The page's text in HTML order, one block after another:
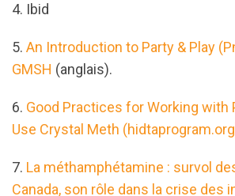
4. Ibid
5. An Introduction to Party & Play
GMSH (anglais).
6. Good Practices for Working with
Use Crystal Meth
7. La méthamphétamine : survol
Canada, son rôle dans la crise des